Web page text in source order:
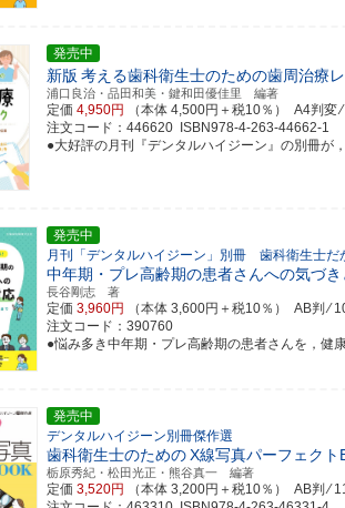
発売中
新版 考える歯科衛生士のための歯周治療
浦口良治・品田和美・鍵和田優佳里 編著
定価 4,950円 （本体 4,500円＋税10％） A4判変
注文コード：446620 ISBN978-4-263-44662-1
●大好評の月刊『デンタルハイジーン』の別冊が
発売中
月刊「デンタルハイジーン」別冊 歯科衛生士だ
中年期・プレ高齢期の患者さんへの気づ
長谷剛志 著
定価 3,960円 （本体 3,600円＋税10％） AB判 ⁄
注文コード：390760
●悩み多き中年期・プレ高齢期の患者さんを，健
発売中
デンタルハイジーン別冊傑作選
歯科衛生士のためのX線写真パーフェクト
栃原秀紀・松田光正・熊谷真一 編著
定価 3,520円 （本体 3,200円＋税10％） AB判 ⁄